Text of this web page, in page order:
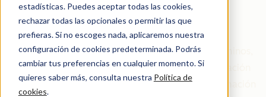
estadísticas. Puedes aceptar todas las cookies,
rechazar todas las opcionales o permitir las que
prefieras. Si no escoges nada, aplicaremos nuestra
configuración de cookies predeterminada. Podrás
cambiar tus preferencias en cualquier momento. Si
quieres saber más, consulta nuestra Política de
cookies.
Centro legal
El centro legal es un recurso completo de los términos,
políticas y acuerdos de HubSpot que rigen tu relación
con nosotros. Hemos organizado toda esta información